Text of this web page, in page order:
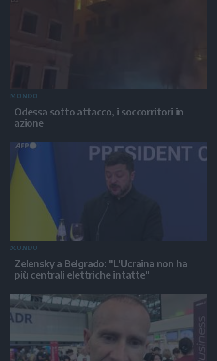
MONDO
Odessa sotto attacco, i soccorritori in
azione
MONDO
Zelensky a Belgrado: "L'Ucraina non ha
più centrali elettriche intatte"